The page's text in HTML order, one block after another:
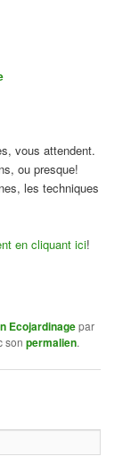
vous attendent.
ou presque!
les techniques
en cliquant ici!
Ecojardinagepar
sonpermalien.